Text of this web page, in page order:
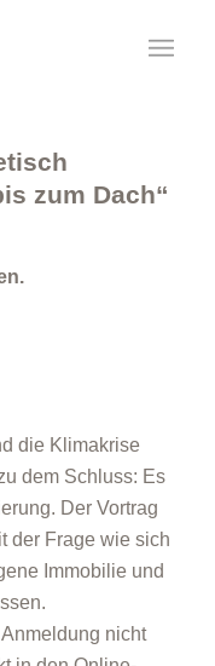
zum Dach“
die Klimakrise
dem Schluss: Es
Der Vortrag
der Frage wie sich
Immobilie und
nicht